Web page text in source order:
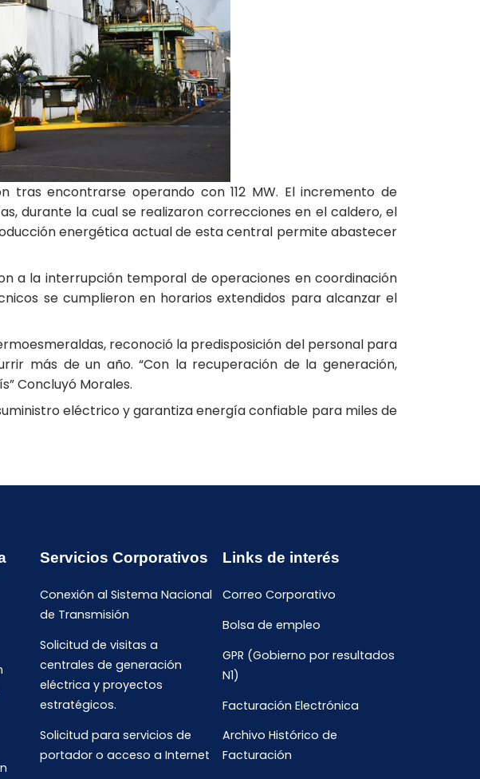
tras encontrarse operando con 112 MW. El incremento de
durante la cual se realizaron correcciones en el caldero, el
energética actual de esta central permite abastecer
a la interrupción temporal de operaciones en coordinación
se cumplieron en horarios extendidos para alcanzar el
reconoció la predisposición del personal para
más de un año. “Con la recuperación de la generación,
Concluyó Morales.
eléctrico y garantiza energía confiable para miles de
Servicios Corporativos
Conexión al Sistema Nacional
de Transmisión
Solicitud de visitas a
centrales de generación
eléctrica y proyectos
estratégicos.
Solicitud para servicios de
portador o acceso a Internet
Links de interés
Correo Corporativo
Bolsa de empleo
GPR (Gobierno por resultados
N1)
Facturación Electrónica
Archivo Histórico de
Facturación